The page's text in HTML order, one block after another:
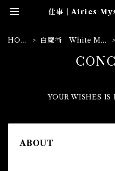
仕事 | Airies
HOM
白魔術 White Mag
YOUR WISHES
ABOUT